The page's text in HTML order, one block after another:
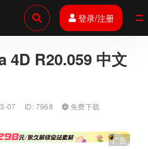
登录/注册
4D R20.059 中文
07 ID: 7968 免费下载
广告